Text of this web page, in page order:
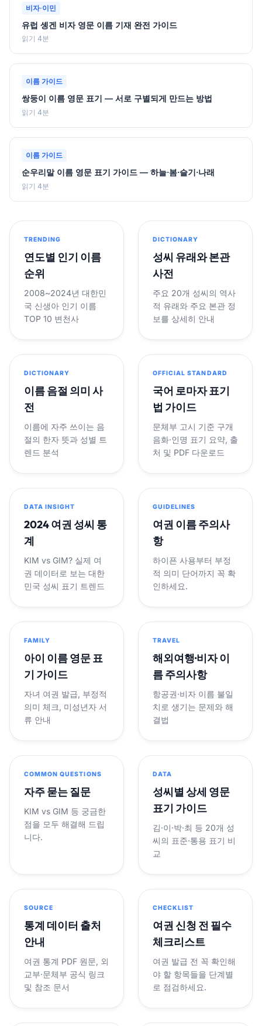
비자·이민
유럽 솅겐 비자 영문 이름 기재 완전 가이드
읽기 4분
이름 가이드
쌍둥이 이름 영문 표기 — 서로 구별되게 만드는 방법
읽기 4분
이름 가이드
순우리말 이름 영문 표기 가이드 — 하늘·봄·슬기·나래
읽기 4분
TRENDING
연도별 인기 이름
순위
2008~2024년 대한민
국 신생아 인기 이름
TOP 10 변천사
DICTIONARY
성씨 유래와 본관
사전
주요 20개 성씨의 역사
적 유래와 주요 본관 정
보를 상세히 안내
DICTIONARY
이름 음절 의미 사
전
이름에 자주 쓰이는 음
절의 한자 뜻과 성별 트
렌드 분석
OFFICIAL STANDARD
국어 로마자 표기
법 가이드
문체부 고시 기준 구개
음화·인명 표기 요약, 출
처 및 PDF 다운로드
DATA INSIGHT
2024 여권 성씨 통
계
KIM vs GIM? 실제 여
권 데이터로 보는 대한
민국 성씨 표기 트렌드
GUIDELINES
여권 이름 주의사
항
하이픈 사용부터 부정
적 의미 단어까지 꼭 확
인하세요.
FAMILY
아이 이름 영문 표
기 가이드
자녀 여권 발급, 부정적
의미 체크, 미성년자 서
류 안내
TRAVEL
해외여행·비자 이
름 주의사항
항공권·비자 이름 불일
치로 생기는 문제와 해
결법
COMMON QUESTIONS
자주 묻는 질문
KIM vs GIM 등 궁금한
점을 모두 해결해 드립
니다.
DATA
성씨별 상세 영문
표기 가이드
김·이·박·최 등 20개 성
씨의 표준·통용 표기 비
교
SOURCE
통계 데이터 출처
안내
여권 통계 PDF 원문, 외
교부·문체부 공식 링크
및 참조 문서
CHECKLIST
여권 신청 전 필수
체크리스트
여권 발급 전 꼭 확인해
야 할 항목들을 단계별
로 점검하세요.